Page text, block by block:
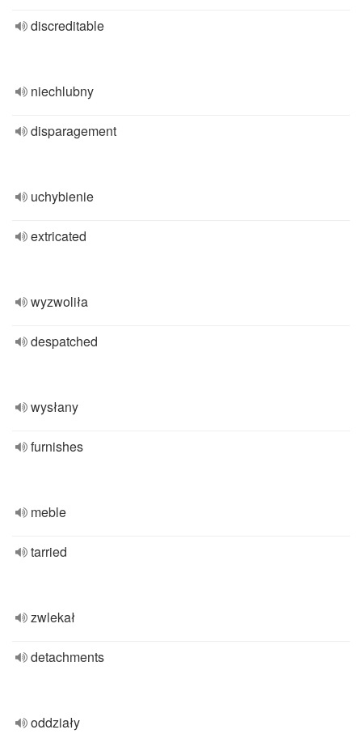
discreditable
niechlubny
disparagement
uchybienie
extricated
wyzwoliła
despatched
wysłany
furnishes
meble
tarried
zwlekał
detachments
oddziały